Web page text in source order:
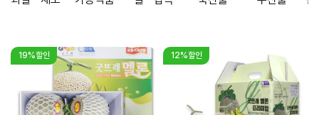
19%할인 12%할인